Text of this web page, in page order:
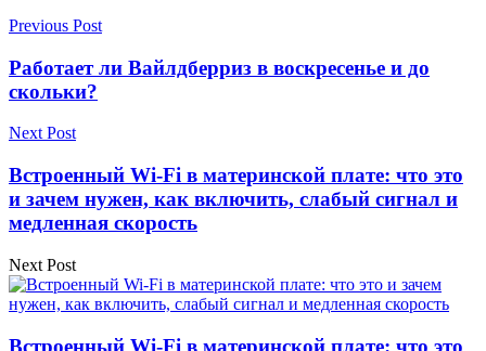
Previous Post
Работает ли Вайлдберриз в воскресенье и до
скольки?
Next Post
Встроенный Wi-Fi в материнской плате: что это
и зачем нужен, как включить, слабый сигнал и
медленная скорость
Next Post
Встроенный Wi-Fi в материнской плате: что это